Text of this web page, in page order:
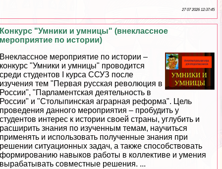
27 07 2026 12:37:45
Конкурс "Умники и умницы" (внеклассное
мероприятие по истории)
Внеклассное мероприятие по истории –
конкурс "Умники и умницы" проводится
среди студентов I курса ССУЗ после
изучения тем "Первая русская революция в
России", "Парламентская деятельность в
России" и "Столыпинская аграрная реформа". Цель
проведения данного мероприятия – пробудить у
студентов интерес к истории своей страны, углубить и
расширить знания по изученным темам, научиться
применять и использовать полученные знания при
решении ситуационных задач, а также способствовать
формированию навыков работы в коллективе и умения
выpaбатывать совместные решения. ...